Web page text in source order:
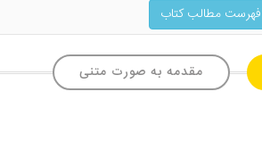
فهرست مطالب کتاب
مقدمه به صورت متنی